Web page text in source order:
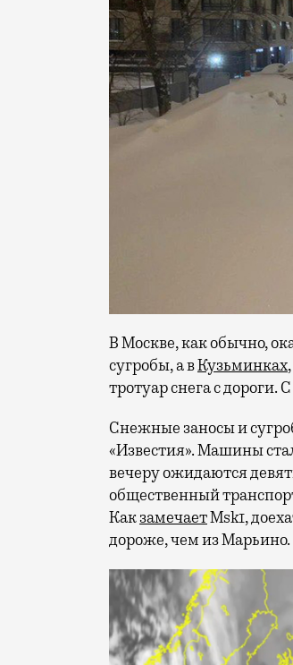
В Москве, как обычно,
сугробы, а вКузьминках
тротуар снега с
Снежные заносы и
«Известия». Машины
вечеру ожидаются
общественный
КакзамечаетMsk1,
дороже, чем из Марьино.
Видеоплеер